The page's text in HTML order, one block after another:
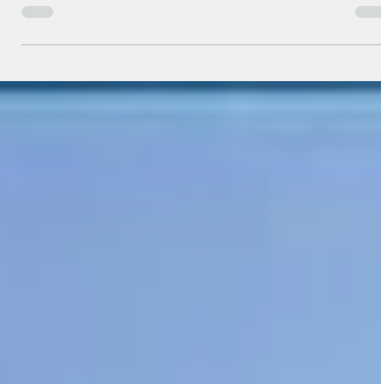
et Toutes les Nouvelles des Yvelines du
1/03/23 : ...